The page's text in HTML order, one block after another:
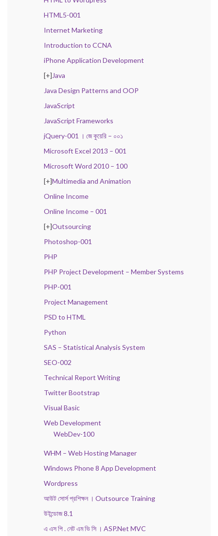
HTML5-001
Internet Marketing
Introduction to CCNA
iPhone Application Development
[+] Java
Java Design Patterns and OOP
JavaScript
JavaScript Frameworks
jQuery-001 । জে কুয়েরি – ০০১
Microsoft Excel 2013 – 001
Microsoft Word 2010 – 100
[+]Multimedia and Animation
Online Income
Online Income – 001
[+]Outsourcing
Photoshop-001
PHP
PHP Project Development – Member Systems
PHP-001
Project Management
PSD to HTML
Python
SAS – Statistical Analysis System
SEO-002
Technical Report Writing
Twitter Bootstrap
Visual Basic
Web Development
WebDev-100
WHM – Web Hosting Manager
Windows Phone 8 App Development
Wordpress
আউট সোর্স প্রশিক্ষন । Outsource Training
উইন্ডোজ 8.1
এ এস পি . নেট এম ভি সি । ASP.Net MVC